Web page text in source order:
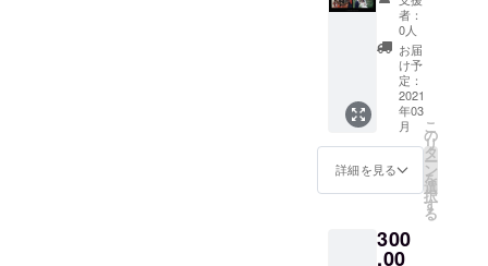
い。）
▼お礼
のお手
ていま
す。 ※
スケ
ジュー
ルにつ
いて
は、別
途調整
させて
いただ
きま
す。 ※
合、現
地解散
ション
ビデ
オ、ま
たは
Web
CM制作
コース
※今回
PVの撮
影・編
集を担
当して
さった
ラボ
者：
0人
お届
け予
定：
2021
年03
月
詳細を見る
こ
の
リ
タ
ー
ン
を
選
択
す
る
300
,00